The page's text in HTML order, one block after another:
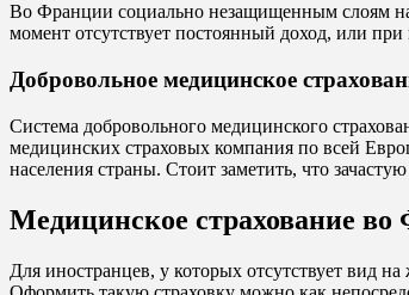
Во Франции социально незащищенным слоям
момент отсутствует постоянный доход, или при
Добровольное медицинское
Система добровольного медицинского
медицинских страховых компания по всей
населения страны. Стоит заметить, что
Медицинское страхование
Для иностранцев, у которых отсутствует вид